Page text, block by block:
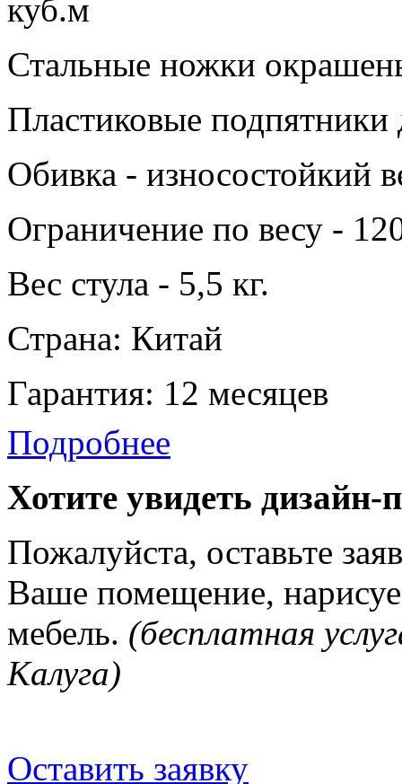
куб.м
Стальные ножки
Пластиковые
Обивка - износостойкий
Ограничение по весу -
Вес стула - 5,5 кг.
Страна: Китай
Гарантия: 12 месяцев
Подробнее
Хотите увидеть дизайн-
Пожалуйста, оставьте
Ваше помещение,
мебель. (бесплатная
Калуга)
Оставить заявку